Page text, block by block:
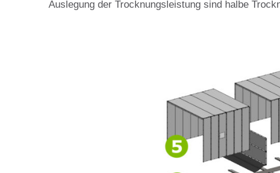
Auslegung der Trocknungsleistung sind halbe